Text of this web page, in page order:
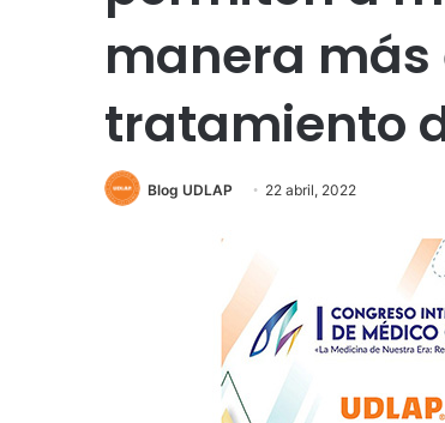
manera
tratamiento
Blog UDLAP 22 abril, 2022